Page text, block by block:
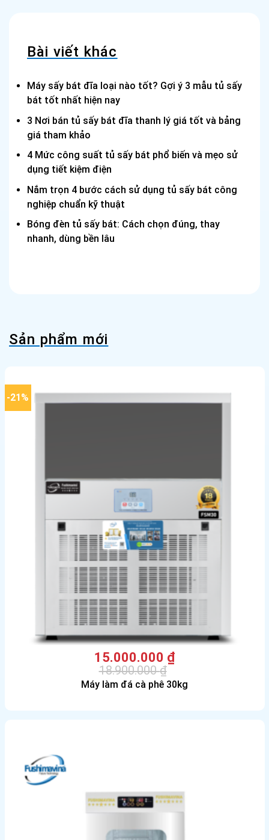
Bài viết khác
Máy sấy bát đĩa loại nào tốt? Gợi ý 3 mẫu tủ sấy
bát tốt nhất hiện nay
3 Nơi bán tủ sấy bát đĩa thanh lý giá tốt và bảng
giá tham khảo
4 Mức công suất tủ sấy bát phổ biến và mẹo sử
dụng tiết kiệm điện
Nắm trọn 4 bước cách sử dụng tủ sấy bát công
nghiệp chuẩn kỹ thuật
Bóng đèn tủ sấy bát: Cách chọn đúng, thay
nhanh, dùng bền lâu
Sản phẩm mới
-21%
Máy làm đá cà phê 30kg
18.900.000₫
Giá
15.000.000 ₫
Giá